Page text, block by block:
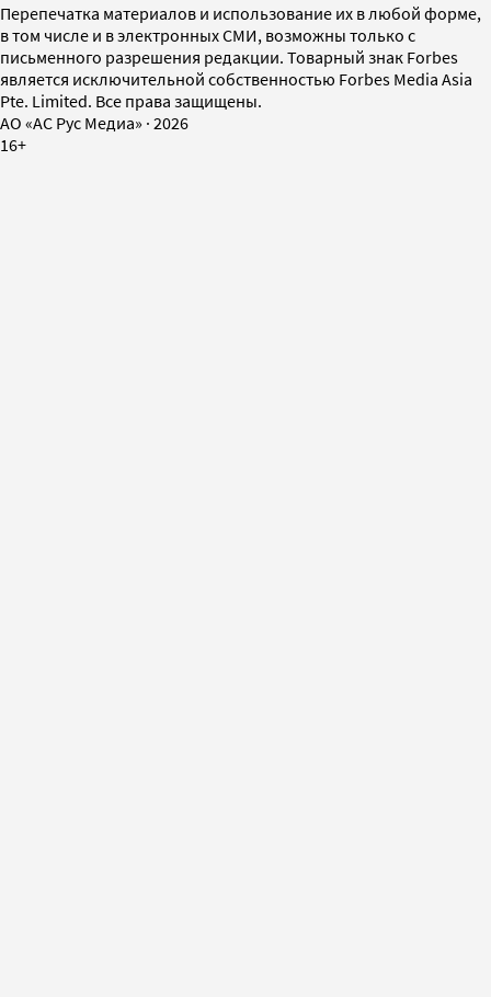
Перепечатка материалов и использование их в любой форме,
в том числе и в электронных СМИ, возможны только с
письменного разрешения редакции. Товарный знак Forbes
является исключительной собственностью Forbes Media Asia
Pte. Limited. Все права защищены.
AO «АС Рус Медиа» · 2026
16+